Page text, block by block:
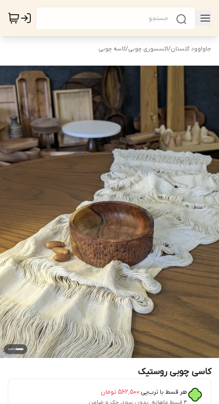
جاواوود گلستان/اکسسوری چوبی/کاسه چوبی
کاسی چوبی روستیک
هر قسط با ترب‌پی:۵۶۲٬۵۰۰ تومان